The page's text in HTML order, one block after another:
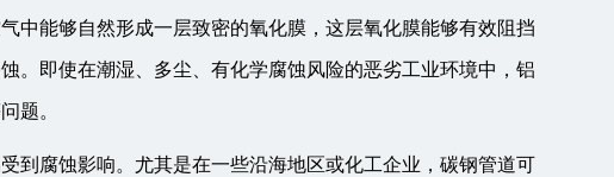
中能够自然形成一层致密的氧化膜，这层氧化膜能够有效阻挡
。即使在潮湿、多尘、有化学腐蚀风险的恶劣工业环境中，铝
题。
到腐蚀影响。尤其是在一些沿海地区或化工企业，碳钢管道可